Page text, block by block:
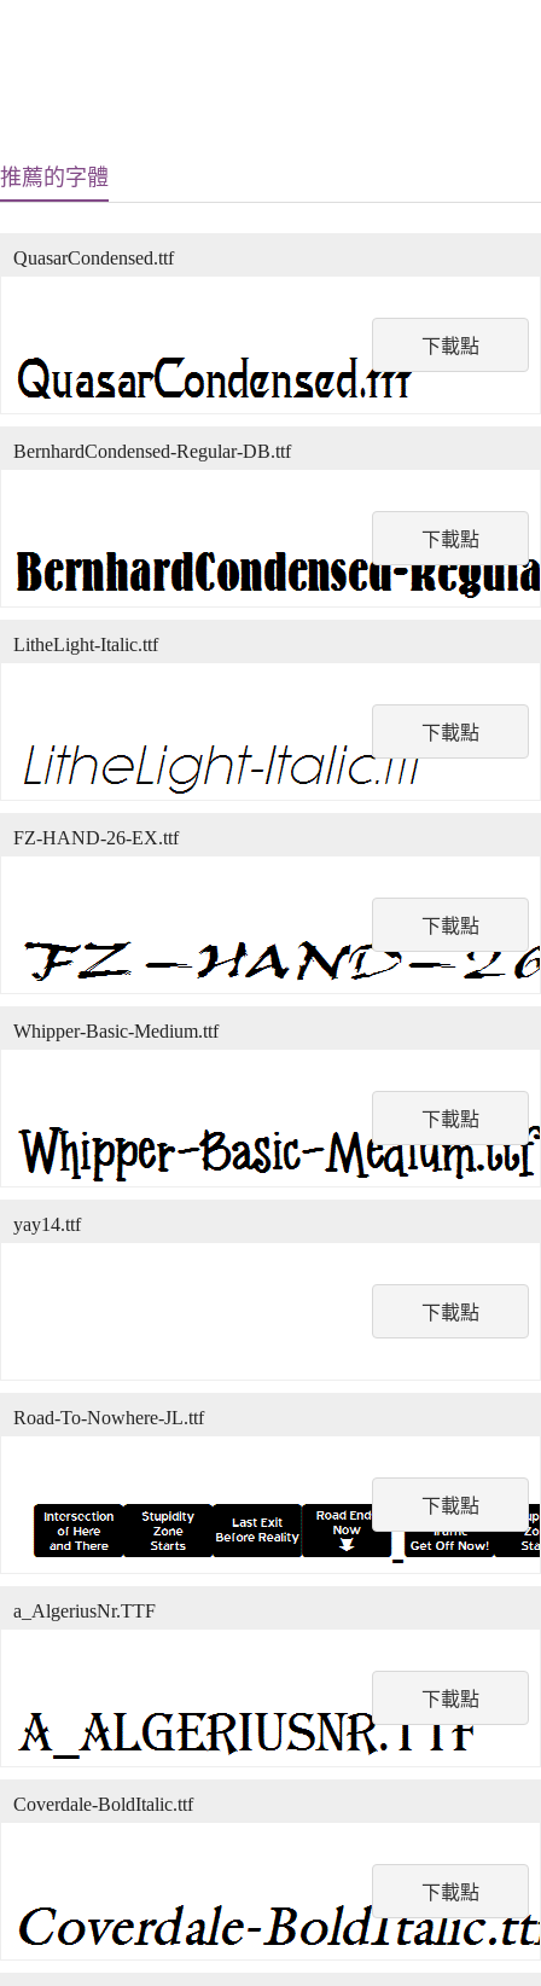
推薦的字體
下載點
QuasarCondensed.ttf
下載點
BernhardCondensed-Regular-DB.ttf
下載點
LitheLight-Italic.ttf
下載點
FZ-HAND-26-EX.ttf
下載點
Whipper-Basic-Medium.ttf
下載點
yay14.ttf
下載點
Road-To-Nowhere-JL.ttf
下載點
a_AlgeriusNr.TTF
下載點
Coverdale-BoldItalic.ttf